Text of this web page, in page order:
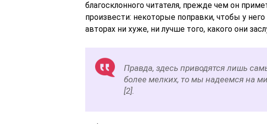
благосклонного читателя, прежде чем он
произвести: некоторые поправки, чтобы у
авторах ни хуже, ни лучше того, какого они
Правда, здесь приводятся лишь
более мелких, то мы надеемся на
[2].